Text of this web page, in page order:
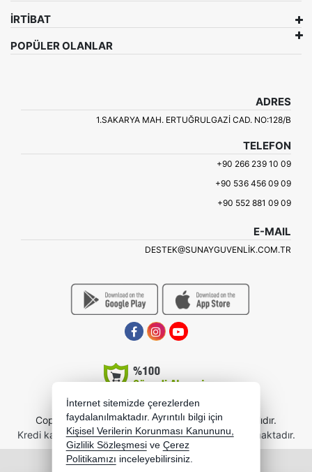
İRTİBAT
POPÜLER OLANLAR
ADRES
1.SAKARYA MAH. ERTUĞRULGAZI CAD. NO:128/B
TELEFON
+90 266 239 10 09
+90 536 456 09 09
+90 552 881 09 09
E-MAIL
DESTEK@SUNAYGUVENLIK.COM.TR
Copyright 2026 sunayb2b.com - Tüm hakları saklıdır.
Kredi kartı bilgileriniz 256bit SSL sertifikası ile korunmaktadır.
Bu site AKINSOFT E-Ticaret ile hazırlanmıştır.
İnternet sitemizde çerezlerden
faydalanılmaktadır. Ayrıntılı bilgi için
Kişisel Verilerin Korunması Kanununu,
Gizlilik Sözleşmesi ve Çerez
Politikamızı inceleyebilirsiniz.